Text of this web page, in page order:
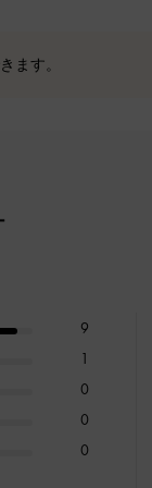
ます。
9
1
0
0
0